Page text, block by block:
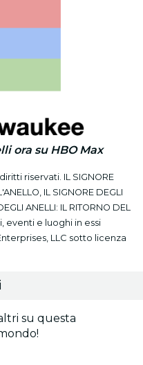
ora su HBO Max
riservati. IL SIGNORE
IL SIGNORE DEGLI
ANELLI: IL RITORNO DEL
eventi e luoghi in essi
LLC sotto licenza
su questa